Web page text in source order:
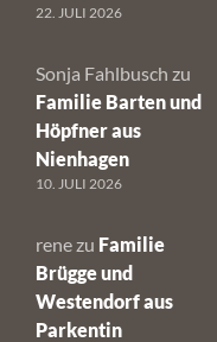
22. JULI 2026
Sonja Fahlbusch zu
Familie Barten und
Höpfner aus
Nienhagen
10. JULI 2026
rene zu Familie
Brügge und
Westendorf aus
Parkentin